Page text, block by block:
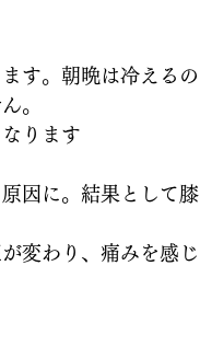
す。朝晩は冷えるの
。
ります
因に。結果として膝
変わり、痛みを感じ